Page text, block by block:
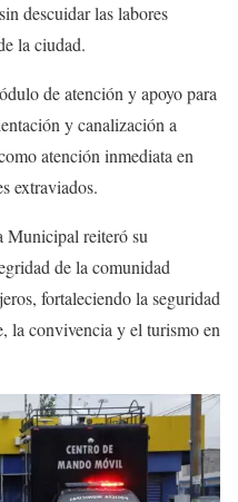
descuidar las labores
la ciudad.
de atención y apoyo para
y canalización a
atención inmediata en
extraviados.
Municipal reiteró su
de la comunidad
fortaleciendo la seguridad
la convivencia y el turismo en